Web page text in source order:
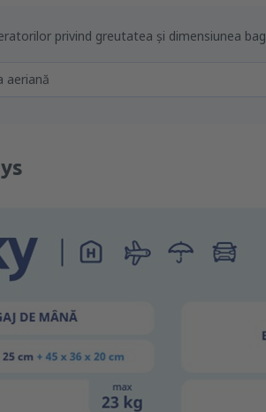
privind greutatea și dimensiunea
aeriană